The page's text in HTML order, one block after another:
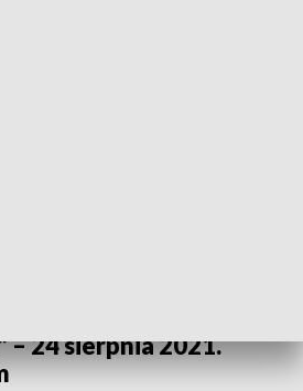
– 24 sierpnia 2021.